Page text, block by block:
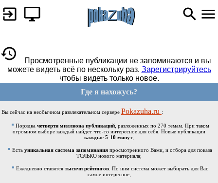
Просмотренные публикации не запоминаются и вы
можете видеть всё по нескольку раз. Зарегистрируйтесь
чтобы видеть только новое.
Где я нахожусь?
Вы сейчас на необычном развлекательном сервере Pokazuha.ru :
Порядка четверти миллиона публикаций, разложенных по 270 темам. При таком
огромном выборе каждый найдет что-то интересное для себя. Новые публикации
каждые 5-10 минут;
Есть уникальная система запоминания просмотренного Вами, и отбора для показа
ТОЛЬКО нового материала;
Ежедневно ставятся тысячи рейтингов . По ним система может выбирать для Вас
самое интересное;